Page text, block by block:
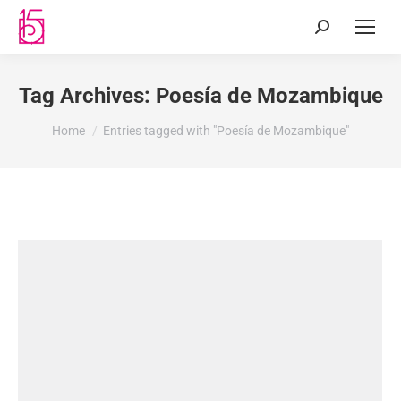
Tag Archives: Poesía de Mozambique
You are here:
Home Entries tagged with "Poesía de Mozambique"